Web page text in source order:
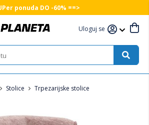
ponuda DO -60% ==>
Uloguj se
Stolice Trpezarijske stolice